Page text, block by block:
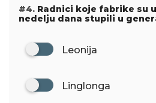
#4. Radnici koje fabrike su
nedelju dana stupili u
Leonija
Linglonga